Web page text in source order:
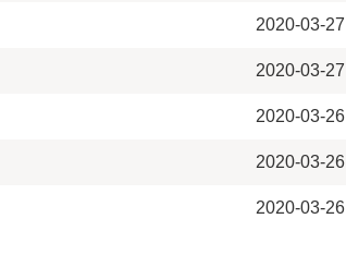
2020-03-27
2020-03-27
2020-03-26
2020-03-26
2020-03-26